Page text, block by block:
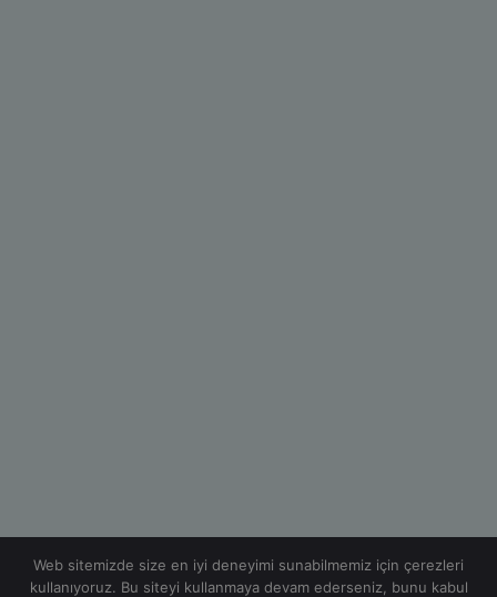
Web sitemizde size en iyi deneyimi sunabilmemiz için çerezleri
kullanıyoruz. Bu siteyi kullanmaya devam ederseniz, bunu kabul